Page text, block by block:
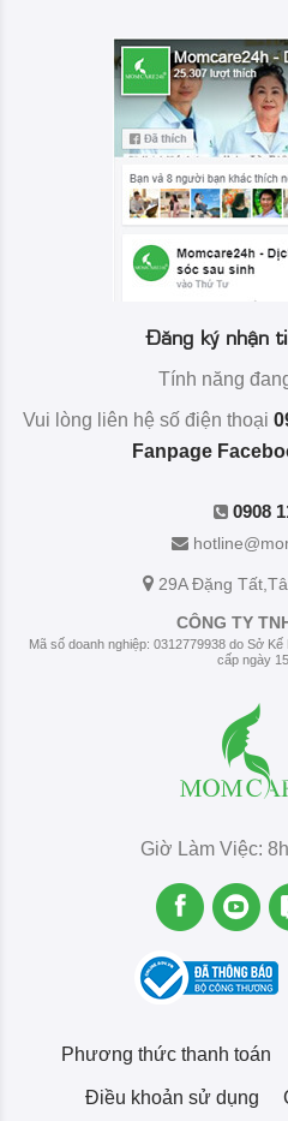
Đăng ký nhận
Tính năng
Vui lòng liên hệ số điện thoại
Fanpage
0908
29A Đặng Tất
CÔNG TY
Mã số doanh nghiệp: 0312779938 do Sở
cấp ngày
Giờ Làm Việc:
Phương thức thanh toán
Điều khoản sử dụng